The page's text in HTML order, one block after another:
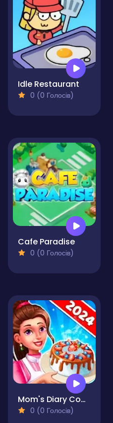
Idle Restaurant
0 (0 Голосів)
Cafe Paradise
0 (0 Голосів)
Mom's Diary Cooking Games
0 (0 Голосів)